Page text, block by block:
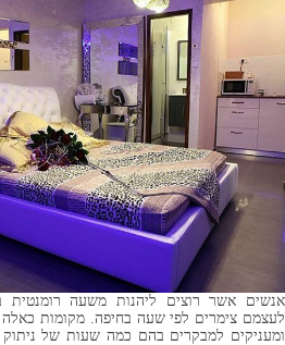
אנשים אשר רוצים ליהנות משעה רומנטית
לעצמם צימרים לפי שעה בחיפה. מקומות
ומעניקים למבקרים בהם כמה שעות של ניתוק